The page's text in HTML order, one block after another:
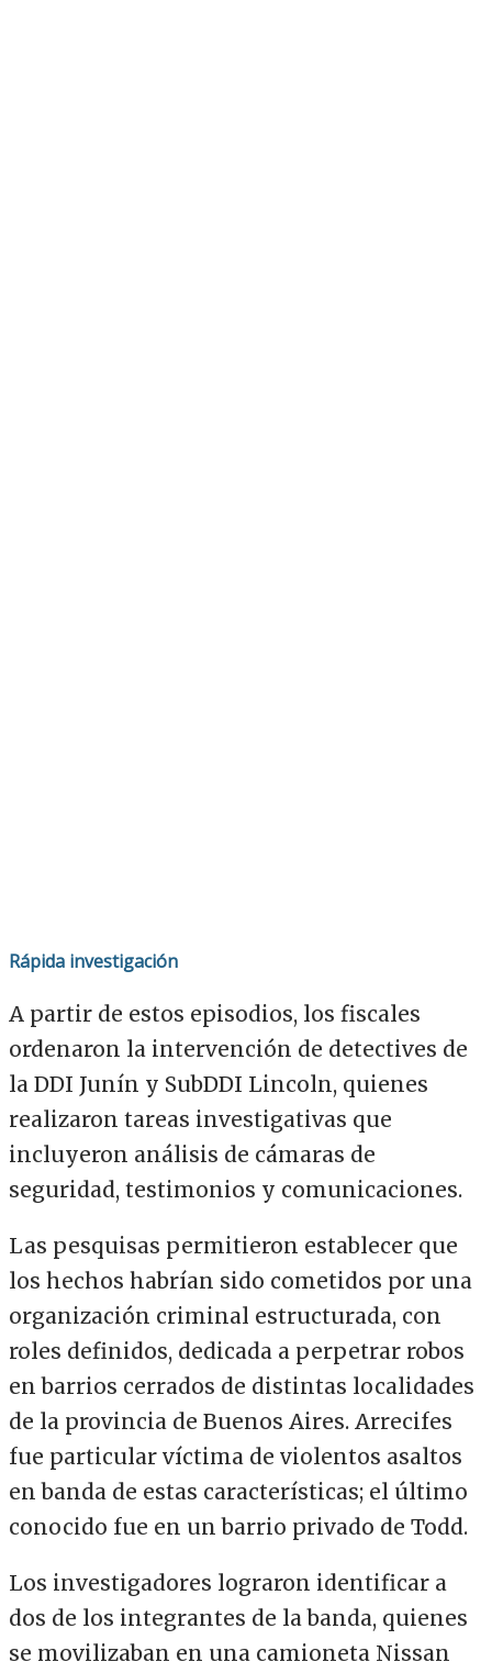
Rápida investigación
A partir de estos episodios, los fiscales
ordenaron la intervención de detectives de
la DDI Junín y SubDDI Lincoln, quienes
realizaron tareas investigativas que
incluyeron análisis de cámaras de
seguridad, testimonios y comunicaciones.
Las pesquisas permitieron establecer que
los hechos habrían sido cometidos por una
organización criminal estructurada, con
roles definidos, dedicada a perpetrar robos
en barrios cerrados de distintas localidades
de la provincia de Buenos Aires. Arrecifes
fue particular víctima de violentos asaltos
en banda de estas características; el último
conocido fue en un barrio privado de Todd.
Los investigadores lograron identificar a
dos de los integrantes de la banda, quienes
se movilizaban en una camioneta Nissan